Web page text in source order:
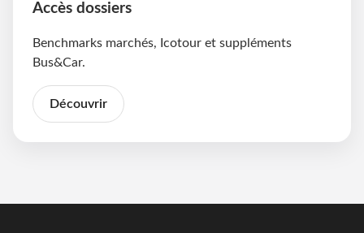
Accès dossiers
Benchmarks marchés, Icotour et suppléments
Bus&Car.
Découvrir